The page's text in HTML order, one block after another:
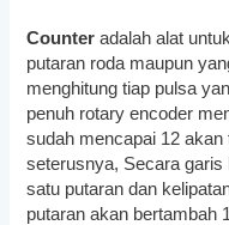
Counter adalah alat
putaran roda maupun
menghitung tiap pulsa
penuh rotary encoder
sudah mencapai 12
seterusnya, Secara garis
satu putaran dan
putaran akan bertambah